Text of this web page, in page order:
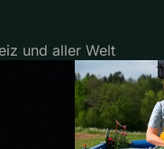
und aller Welt